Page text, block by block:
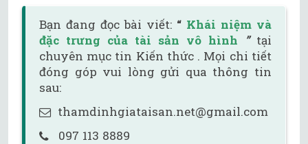
Bạn đang đọc bài viết: “ Khái niệm và
đặc trưng của tài sản vô hình
”tại
chuyên mục tin Kiến thức . Mọi chi tiết
đóng góp vui lòng gửi qua thông tin
sau:
thamdinhgiataisan.net@gmail.com
097 113 8889